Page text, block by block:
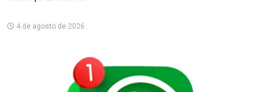
4 de agosto de 2026